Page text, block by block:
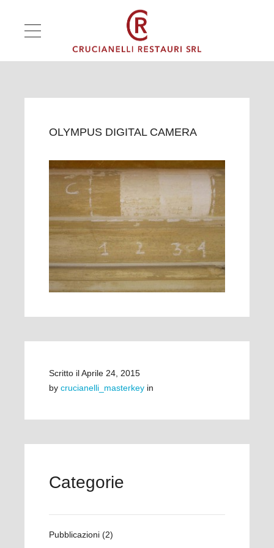
OLYMPUS DIGITAL CAMERA
Scritto ilAprile 24, 2015
by crucianelli_masterkey in
Categorie
Pubblicazioni (2)